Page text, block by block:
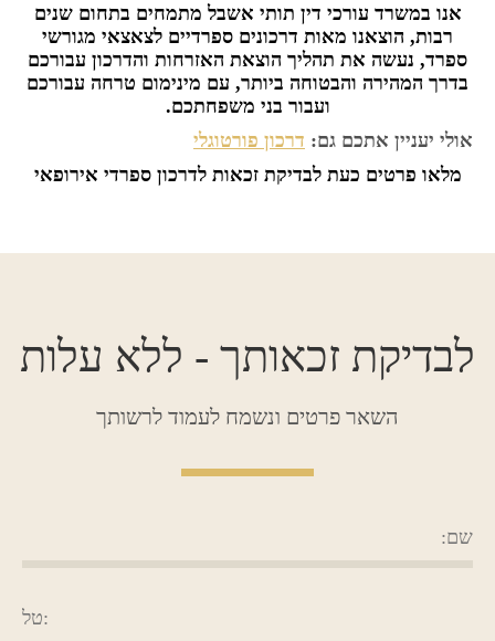
אנו במשרד עורכי דין תותי אשבל מתמחים בתחום שנים
רבות, הוצאנו מאות דרכונים ספרדיים לצאצאי מגורשי
ספרד, נעשה את תהליך הוצאת האזרחות והדרכון עבורכם
בדרך המהירה והבטוחה ביותר, עם מינימום טרחה עבורכם
ועבור בני משפחתכם.
אולי יעניין אתכם גם: דרכון פורטוגלי
מלאו פרטים כעת לבדיקת זכאות לדרכון ספרדי אירופאי
לבדיקת זכאותך - ללא עלות
השאר פרטים ונשמח לעמוד לרשותך